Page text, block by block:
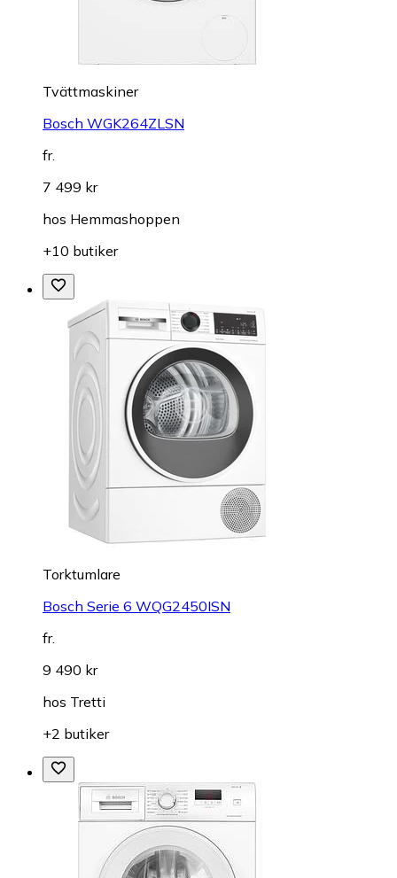
Tvättmaskiner
Bosch WGK264ZLSN
fr.
7 499 kr
hos Hemmashoppen
+10 butiker
Torktumlare
Bosch Serie 6 WQG2450ISN
fr.
9 490 kr
hos Tretti
+2 butiker